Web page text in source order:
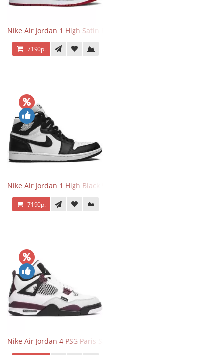
Nike Air Jordan 1 High Satin Black Toe
7190р.
Nike Air Jordan 1 High Black White
7190р.
Nike Air Jordan 4 PSG Paris Saint Germain